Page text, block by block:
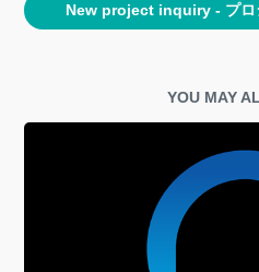
New project inquiry - プロ
YOU MAY